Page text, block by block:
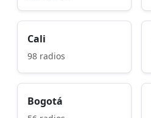
Cali
98 radios
Bogotá